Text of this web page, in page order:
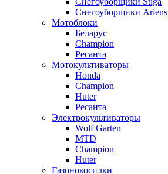
Снегоуборщики Ariens
Мотоблоки
Беларус
Champion
Ресанта
Мотокультиваторы
Honda
Champion
Huter
Ресанта
Электрокультиваторы
Wolf Garten
MTD
Champion
Huter
Газонокосилки